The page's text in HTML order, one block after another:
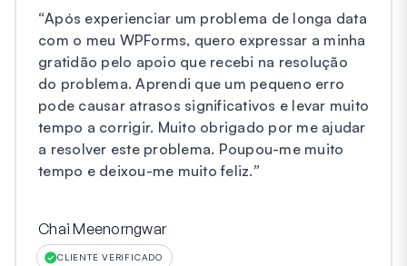
“Após experienciar um problema de longa data
com o meu WPForms, quero expressar a minha
gratidão pelo apoio que recebi na resolução
do problema. Aprendi que um pequeno erro
pode causar atrasos significativos e levar muito
tempo a corrigir. Muito obrigado por me ajudar
a resolver este problema. Poupou-me muito
tempo e deixou-me muito feliz.”
Chai Meenorngwar
CLIENTE VERIFICADO